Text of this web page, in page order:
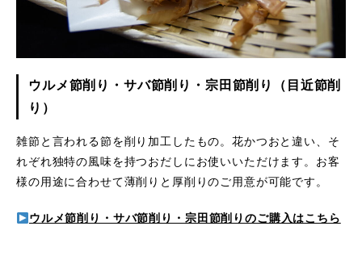
ウルメ節削り・サバ節削り・宗田節削り（目近節削
り）
雑節と言われる節を削り加工したもの。花かつおと違い、そ
れぞれ独特の風味を持つおだしにお使いいただけます。お客
様の用途に合わせて薄削りと厚削りのご用意が可能です。
ウルメ節削り・サバ節削り・宗田節削りのご購入はこちら